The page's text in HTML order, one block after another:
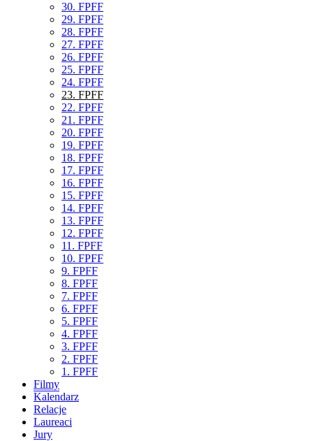
30. FPFF
29. FPFF
28. FPFF
27. FPFF
26. FPFF
25. FPFF
24. FPFF
23. FPFF
22. FPFF
21. FPFF
20. FPFF
19. FPFF
18. FPFF
17. FPFF
16. FPFF
15. FPFF
14. FPFF
13. FPFF
12. FPFF
11. FPFF
10. FPFF
9. FPFF
8. FPFF
7. FPFF
6. FPFF
5. FPFF
4. FPFF
3. FPFF
2. FPFF
1. FPFF
Filmy
Kalendarz
Relacje
Laureaci
Jury